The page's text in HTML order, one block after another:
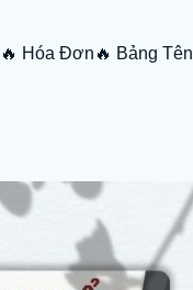
🔥 Hóa Đơn 🔥 Bảng Tên